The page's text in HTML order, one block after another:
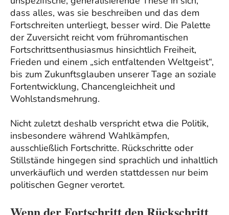
dass alles, was sie beschreiben und das dem
Fortschreiten unterliegt, besser wird. Die Palette
der Zuversicht reicht vom frühromantischen
Fortschrittsenthusiasmus hinsichtlich Freiheit,
Frieden und einem „sich entfaltenden Weltgeist“,
bis zum Zukunftsglauben unserer Tage an soziale
Fortentwicklung, Chancengleichheit und
Wohlstandsmehrung.
Nicht zuletzt deshalb verspricht etwa die Politik,
insbesondere während Wahlkämpfen,
ausschließlich Fortschritte. Rückschritte oder
Stillstände hingegen sind sprachlich und inhaltlich
unverkäuflich und werden stattdessen nur beim
politischen Gegner verortet.